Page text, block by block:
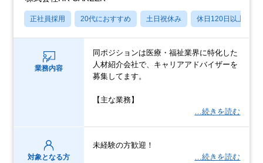
正社員採用 20代におすすめ 土日祝休み 休日120日以上
業務内容
同ポジションは医療・福祉業界に特化した
人材紹介会社で、キャリアアドバイザーを
募集してます。
【主な業務】
…続きを読む
対象となる方
未経験の方歓迎！
…続きを読む